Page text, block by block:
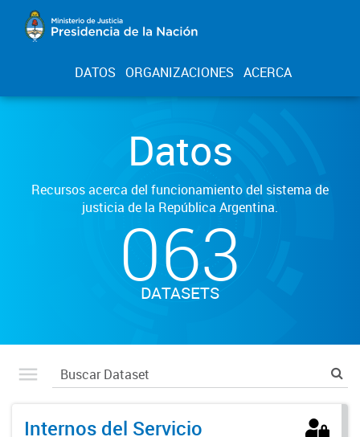
DATOS ORGANIZACIONES ACERCA
Datos
Recursos acerca del funcionamiento del sistema de
justicia de la República Argentina.
063
DATASETS
Internos del Servicio